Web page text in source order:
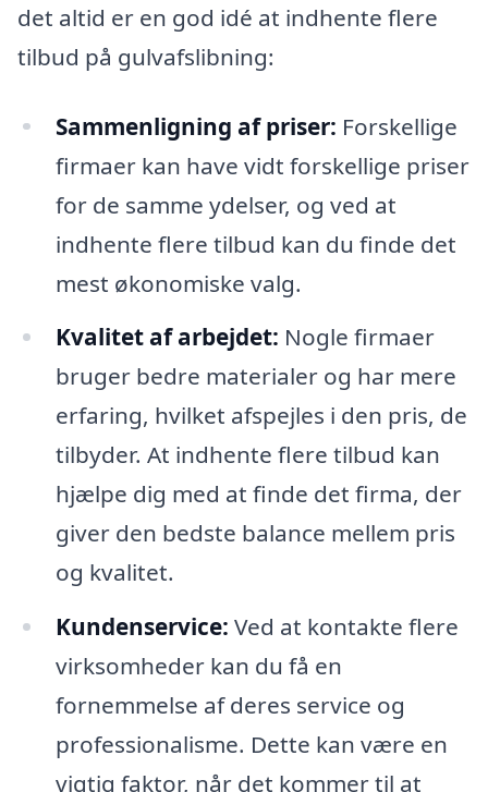
det altid er en god idé at indhente flere
tilbud på gulvafslibning:
Sammenligning af priser: Forskellige
firmaer kan have vidt forskellige priser
for de samme ydelser, og ved at
indhente flere tilbud kan du finde det
mest økonomiske valg.
Kvalitet af arbejdet: Nogle firmaer
bruger bedre materialer og har mere
erfaring, hvilket afspejles i den pris, de
tilbyder. At indhente flere tilbud kan
hjælpe dig med at finde det firma, der
giver den bedste balance mellem pris
og kvalitet.
Kundenservice: Ved at kontakte flere
virksomheder kan du få en
fornemmelse af deres service og
professionalisme. Dette kan være en
vigtig faktor, når det kommer til at